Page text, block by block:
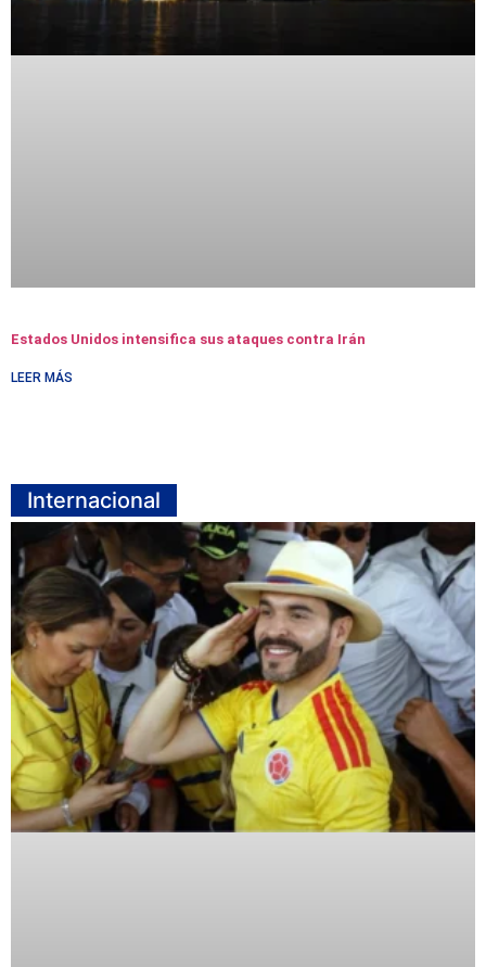
Estados Unidos intensifica sus ataques contra Irán
LEER MÁS
Internacional